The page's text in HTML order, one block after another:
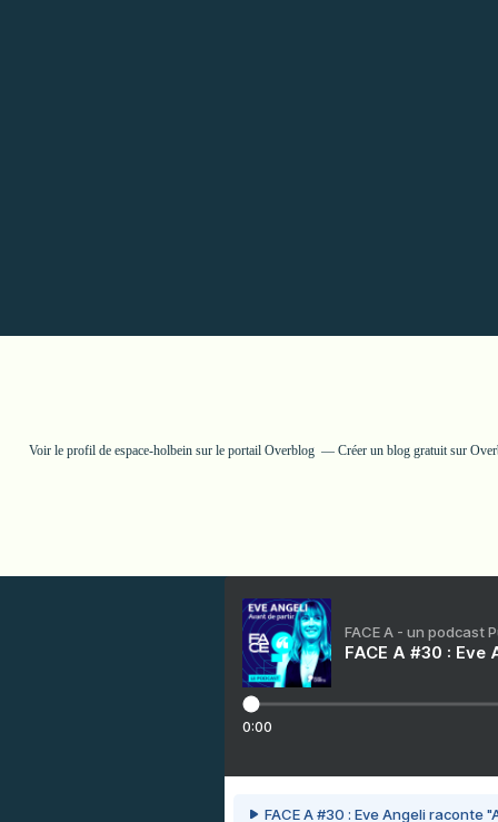
Voir le profil de espace-holbeinsur le portail Overblog Créer un blog gratuit sur
FACE A - un podcast
FACE A #30 :
0:00
FACE A #30 : Eve Angeli raconte